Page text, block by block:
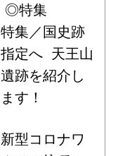
◎特集
特集／国史跡
指定へ 天王山
遺跡を紹介し
ます！
新型コロナワ